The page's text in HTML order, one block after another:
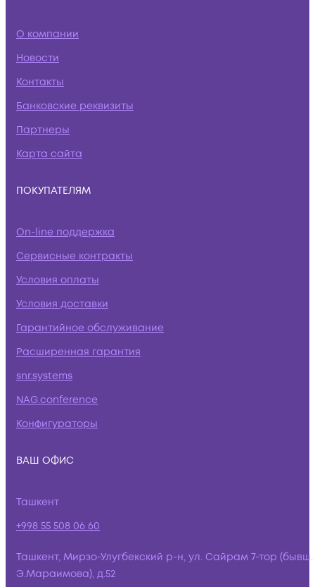
О компании
Новости
Контакты
Банковские реквизиты
Партнеры
Карта сайта
ПОКУПАТЕЛЯМ
On-line поддержка
Сервисные контракты
Условия оплаты
Условия доставки
Гарантийное обслуживание
Расширенная гарантия
snr.systems
NAG.conference
Конфигураторы
ВАШ ОФИС
Ташкент
+998 55 508 06 60
Ташкент, Мирзо-Улугбекский р-н, ул. Сайрам 7-тор (бывш.
Э.Мараимова), д.52